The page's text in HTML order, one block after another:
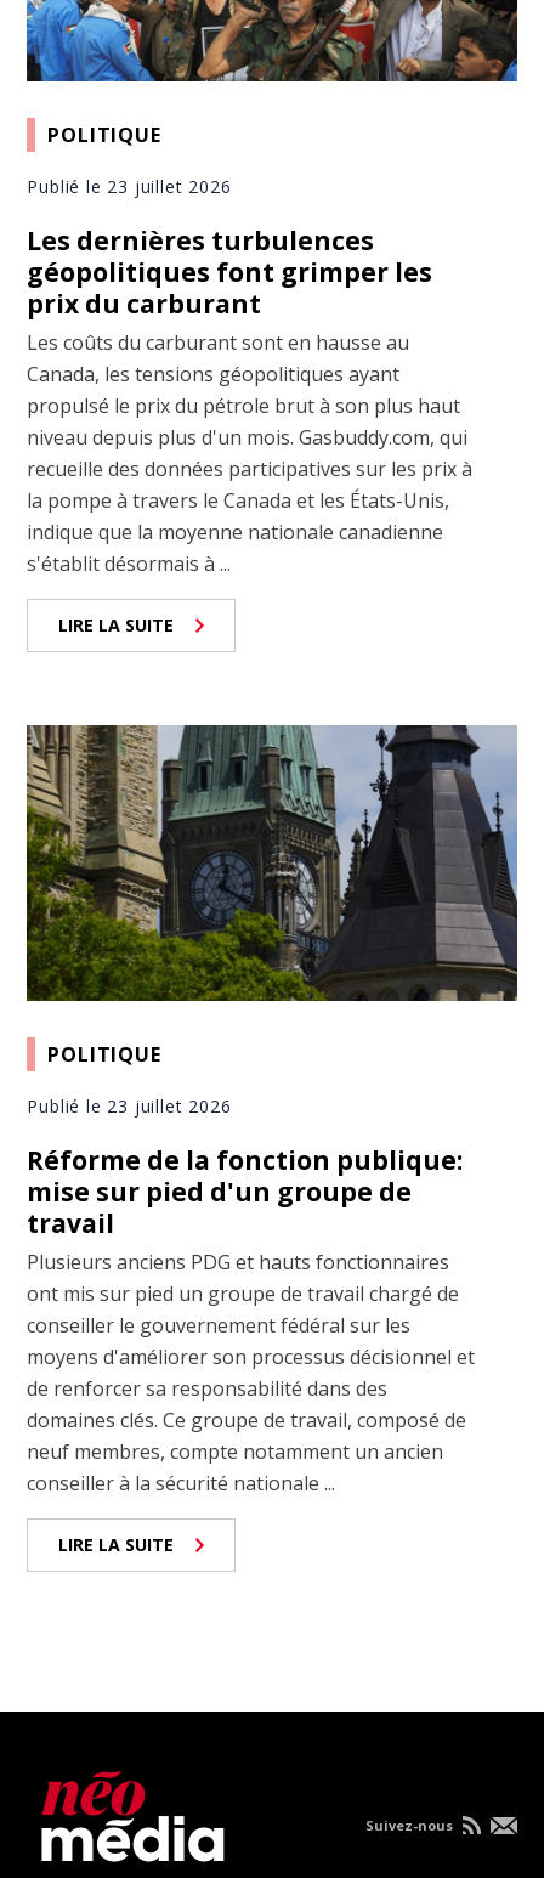
POLITIQUE
Publié le 23 juillet 2026
Les dernières turbulences
géopolitiques font grimper les
prix du carburant
Les coûts du carburant sont en hausse au
Canada, les tensions géopolitiques ayant
propulsé le prix du pétrole brut à son plus haut
niveau depuis plus d'un mois. Gasbuddy.com, qui
recueille des données participatives sur les prix à
la pompe à travers le Canada et les États-Unis,
indique que la moyenne nationale canadienne
s'établit désormais à ...
LIRE LA SUITE
POLITIQUE
Publié le 23 juillet 2026
Réforme de la fonction publique:
mise sur pied d'un groupe de
travail
Plusieurs anciens PDG et hauts fonctionnaires
ont mis sur pied un groupe de travail chargé de
conseiller le gouvernement fédéral sur les
moyens d'améliorer son processus décisionnel et
de renforcer sa responsabilité dans des
domaines clés. Ce groupe de travail, composé de
neuf membres, compte notamment un ancien
conseiller à la sécurité nationale ...
LIRE LA SUITE
Suivez-nous